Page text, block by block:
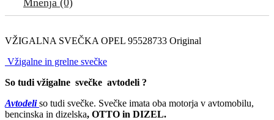
VŽIGALNA SVEČKA OPEL 95528733 Original
Vžigalne in grelne svečke
So tudi vžigalne svečke avtodeli ?
Avtodeli so tudi svečke. Svečke imata oba motorja v avtomobilu,
bencinska in dizelska, OTTO in DIZEL.